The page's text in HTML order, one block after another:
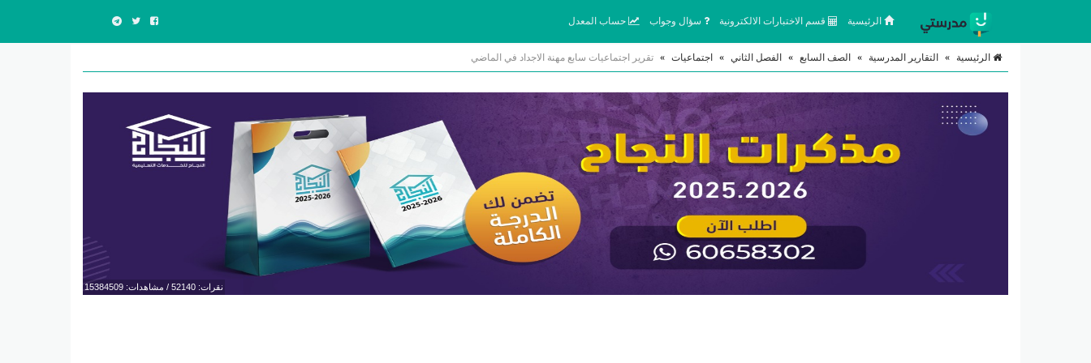
الرئيسية قسم الاختبارات الالكترونية سؤال وجواب حساب المعدل
الرئيسية » التقارير المدرسية » الصف السابع » الفصل الثاني » اجتماعيات » تقرير اجتماعيات سابع مهنة الاجداد في الماضي
نقرات: 52140 / مشاهدات: 15384509